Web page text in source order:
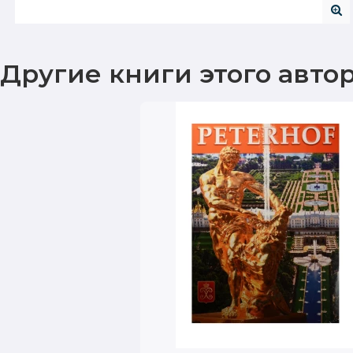
Другие книги этого